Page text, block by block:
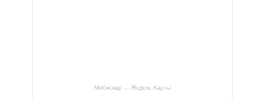
Мобискар — Яндекс.Карты